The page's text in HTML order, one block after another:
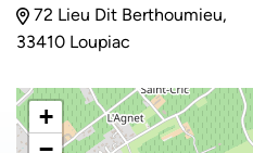
72 Lieu Dit Berthoumieu,
33410 Loupiac
+